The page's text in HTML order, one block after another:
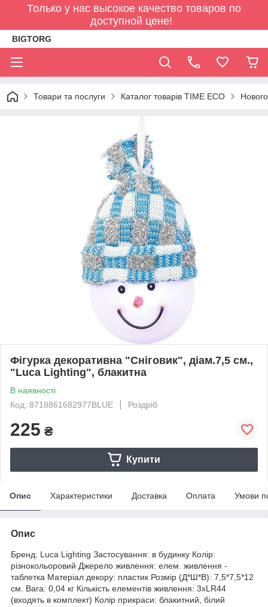
Только у нас высокое качество товаров по
доступной цене!
BIGTORG
Товари та послуги Каталог товарів TIME ECO
Фігурка декоративна "Сніговик", діам.7,5 см.,
"Luca Lighting", блакитна
В наявності
Код: 8718861682977BLUE
Роздріб
225 ₴
Купити
Опис Характеристики Доставка Оплата Умови
Опис
Бренд: Luca Lighting Застосування: в будинку Колір:
різнокольоровий Джерело живлення: елем. живлення -
таблетка Матеріал декору: пластик Розмір (Д*Ш*В): 7,5*7,5*12
см. Вага: 0,04 кг Кількість елементів живлення: 3xLR44
(входять в комплект) Колір прикраси: блакитний, білий